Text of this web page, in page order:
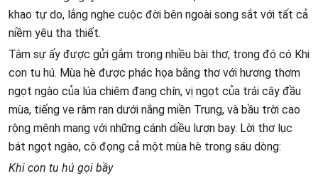
khao tự do, lắng nghe cuộc đời bên ngoài song sắt với tất cả
niềm yêu tha thiết.
Tâm sự ấy được gửi gắm trong nhiều bài thơ, trong đó có Khi
con tu hú. Mùa hè được phác họa bằng thơ với hương thơm
ngọt ngào của lúa chiêm đang chín, vị ngọt của trái cây đầu
mùa, tiếng ve râm ran dưới nắng miền Trung, và bầu trời cao
rộng mênh mang với những cánh diều lượn bay. Lời thơ lục
bát ngọt ngào, cô đọng cả một mùa hè trong sáu dòng:
Khi con tu hú gọi bầy